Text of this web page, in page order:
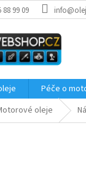
88 99 09
Péče o
oleje